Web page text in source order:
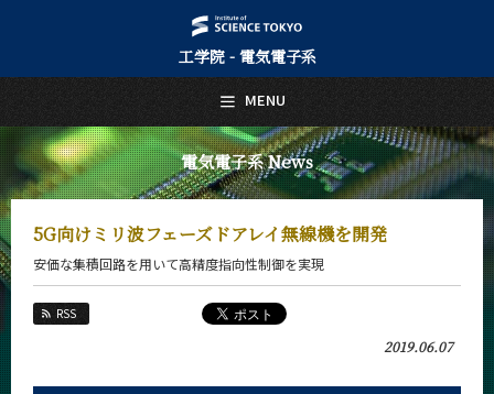
工学院 - 電気電子系
電気電子系 News
5G向けミリ波フェーズドアレイ無線機を開発
安価な集積回路を用いて高精度指向性制御を実現
RSS
2019.06.07
MENU
日本語 English
トップページ
Top Page
電気電子系について
About Us
教育
Education
教員・研究室
Faculty and Laboratories
Future